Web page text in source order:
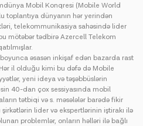
Mobil Konqresi (Mobile World
toplantıya dünyanın hər yerindən
telekommunikasiya sahəsində lider
mötəbər tədbirə Azercell Telekom
əsasən inkişaf edən bazarda rast
il olduğu kimi bu dəfə də Mobile
yeni ideya və təşəbbüslərin
40-dan çox sessiyasında mobil
tətbiqi və s. məsələlər barədə fikir
lider və ekspertlərinin iştirakı ilə
problemlər, onların həlləri ilə bağlı